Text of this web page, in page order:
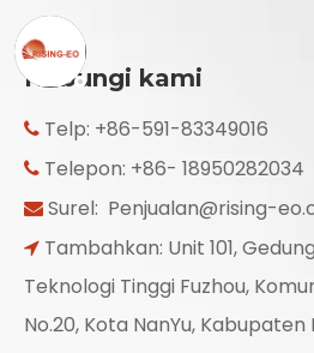
Hubungi kami
 Telp: +86-591-83349016
 Telepon: +86- 18950282034
 Surel: Penjualan@rising-
 Tambahkan: Unit 101,
Teknologi Tinggi Fuzhou,
No.20, Kota NanYu, Kabupaten